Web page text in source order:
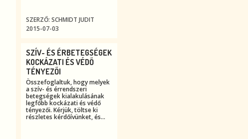
SZERZŐ: SCHMIDT JUDIT
2015-07-03
SZÍV- ÉS ÉRBETEGSÉGEK
KOCKÁZATI ÉS VÉDŐ
TÉNYEZŐI
Összefoglaltuk, hogy melyek
a szív- és érrendszeri
betegségek kialakulásának
legfőbb kockázati és védő
tényezői. Kérjük, töltse ki
részletes kérdőívünket, és...